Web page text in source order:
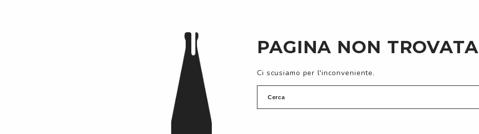
PAGINA NON TROVATA
Ci scusiamo per l'inconveniente.